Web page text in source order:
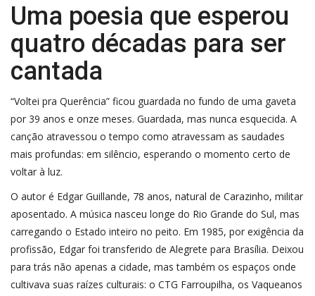
Uma poesia que esperou
quatro décadas para ser
cantada
“Voltei pra Querência” ficou guardada no fundo de uma gaveta
por 39 anos e onze meses. Guardada, mas nunca esquecida. A
canção atravessou o tempo como atravessam as saudades
mais profundas: em silêncio, esperando o momento certo de
voltar à luz.
O autor é Edgar Guillande, 78 anos, natural de Carazinho, militar
aposentado. A música nasceu longe do Rio Grande do Sul, mas
carregando o Estado inteiro no peito. Em 1985, por exigência da
profissão, Edgar foi transferido de Alegrete para Brasília. Deixou
para trás não apenas a cidade, mas também os espaços onde
cultivava suas raízes culturais: o CTG Farroupilha, os Vaqueanos